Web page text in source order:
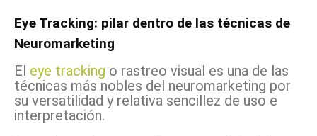
Eye Tracking: pilar dentro de las técnicas de
Neuromarketing
El eye tracking o rastreo visual es una de las
técnicas más nobles del neuromarketing por
su versatilidad y relativa sencillez de uso e
interpretación.